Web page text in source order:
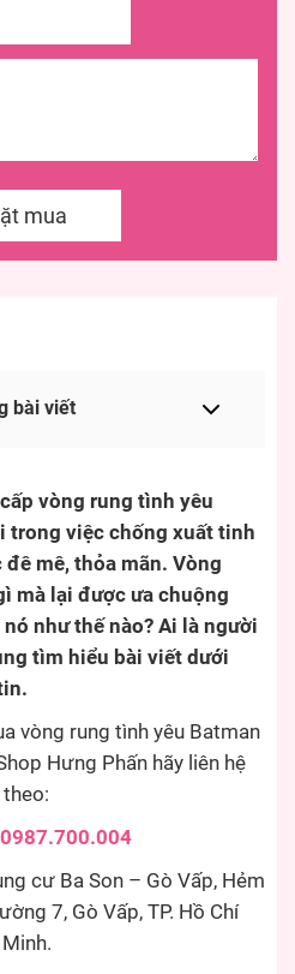
mua
bài viết
vòng rung tình yêu
trong việc chống xuất tinh
mê, thỏa mãn. Vòng
mà lại được ưa chuộng
như thế nào? Ai là người
tìm hiểu bài viết dưới
vòng rung tình yêu Batman
Hưng Phấn hãy liên hệ
theo:
0987.700.004
cư Ba Son – Gò Vấp, Hẻm
7, Gò Vấp, TP. Hồ Chí
Minh.